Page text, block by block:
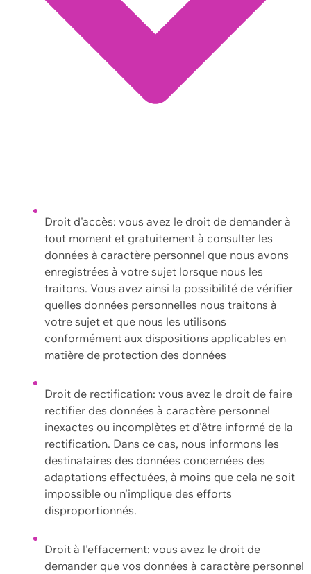
Droit d'accès: vous avez le droit de demander à
tout moment et gratuitement à consulter les
données à caractère personnel que nous avons
enregistrées à votre sujet lorsque nous les
traitons. Vous avez ainsi la possibilité de vérifier
quelles données personnelles nous traitons à
votre sujet et que nous les utilisons
conformément aux dispositions applicables en
matière de protection des données
Droit de rectification: vous avez le droit de faire
rectifier des données à caractère personnel
inexactes ou incomplètes et d'être informé de la
rectification. Dans ce cas, nous informons les
destinataires des données concernées des
adaptations effectuées, à moins que cela ne soit
impossible ou n'implique des efforts
disproportionnés.
Droit à l'effacement: vous avez le droit de
demander que vos données à caractère personnel